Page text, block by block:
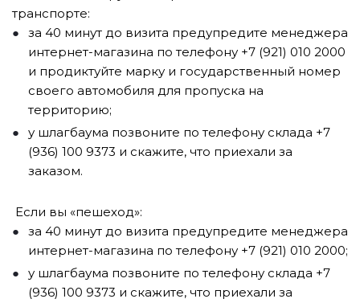
транспорте:
за 40 минут до визита предупредите менеджера
интернет-магазина по телефону +7 (921) 010 2000
и продиктуйте марку и государственный номер
своего автомобиля для пропуска на
территорию;
у шлагбаума позвоните по телефону склада +7
(936) 100 9373 и скажите, что приехали за
заказом.
Если вы «пешеход»:
за 40 минут до визита предупредите менеджера
интернет-магазина по телефону +7 (921) 010 2000;
у шлагбаума позвоните по телефону склада +7
(936) 100 9373 и скажите, что приехали за